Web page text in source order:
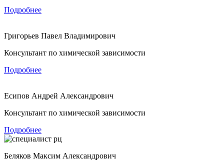
Подробнее
Григорьев Павел Владимирович
Консультант по химической зависимости
Подробнее
Есипов Андрей Александрович
Консультант по химической зависимости
Подробнее
Беляков Максим Александрович